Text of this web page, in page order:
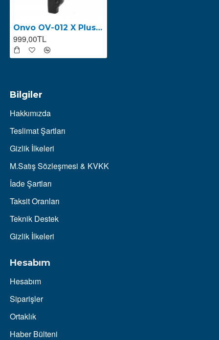
Onvo OV-012 X Plus (2023) Sağ Ön Süspansiyon
999,00TL
Bilgiler
Hakkımızda
Teslimat Şartları
Gizlik İlkeleri
M.Satış Sözleşmesi & KVKK
İade Şartları
Taksit Oranları
Teknik Destek
Gizlik İlkeleri
Hesabım
Hesabım
Siparişler
Ortaklık
Haber Bülteni